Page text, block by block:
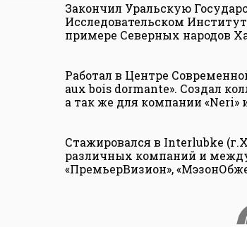
Закончил Уральскую
Исследовательском
примере Северных народов
Работал в Центре
aux bois dormante». Создал
а так же для компании «Neri» и
Стажировался в Interlubke
различных компаний и
«ПремьерВизион»,